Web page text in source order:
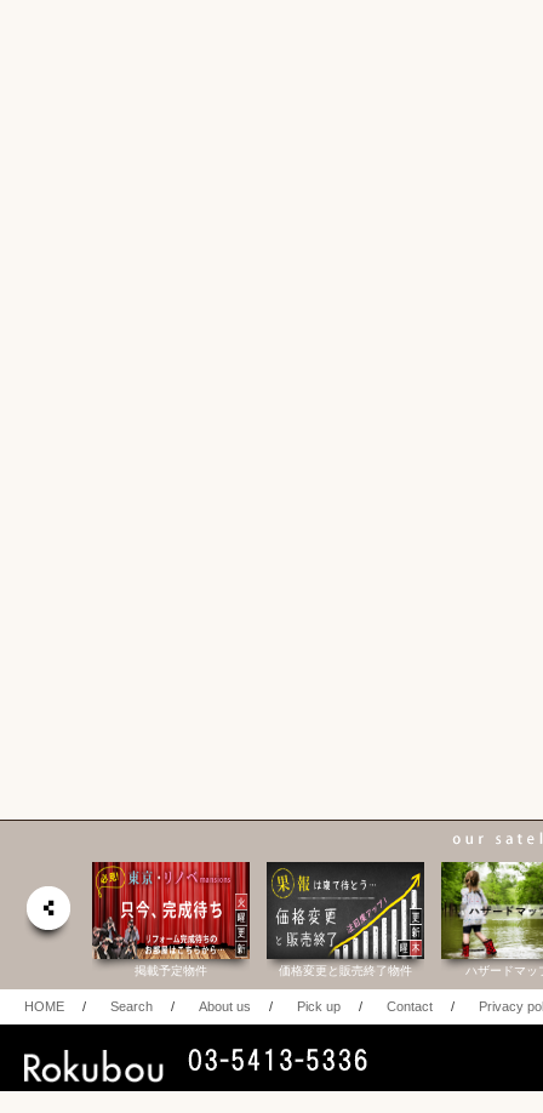
掲載予定物件 価格変更と販売終了物件 ハザードマッ
HOME / Search / About us / Pick up / Contact / Privacy